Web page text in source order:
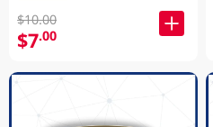
$10.00
$7.00